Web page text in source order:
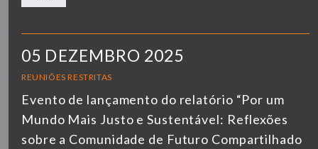
05 DEZEMBRO 2025
REUNIÕES RESTRITAS
Evento de lançamento do relatório “Por um
Mundo Mais Justo e Sustentável: Reflexões
sobre a Comunidade de Futuro Compartilhado